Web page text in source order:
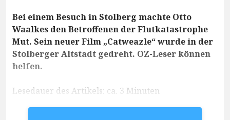
Bei einem Besuch in Stolberg machte Otto
Waalkes den Betroffenen der Flutkatastrophe
Mut. Sein neuer Film „Catweazle“ wurde in der
Stolberger Altstadt gedreht. OZ-Leser können
helfen.
Lesedauer des Artikels: ca. 3 Minuten